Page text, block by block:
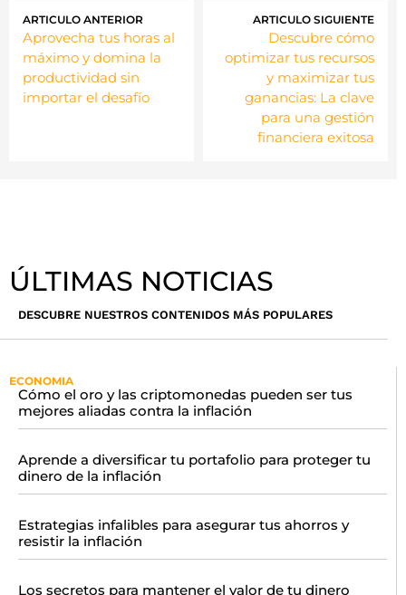
ARTICULO ANTERIOR
Aprovecha tus horas al
máximo y domina la
productividad sin
importar el desafío
ARTICULO SIGUIENTE
Descubre cómo
optimizar tus recursos
y maximizar tus
ganancias: La clave
para una gestión
financiera exitosa
ÚLTIMAS NOTICIAS
DESCUBRE NUESTROS CONTENIDOS MÁS POPULARES
ECONOMIA
Cómo el oro y las criptomonedas pueden ser tus
mejores aliadas contra la inflación
Aprende a diversificar tu portafolio para proteger tu
dinero de la inflación
Estrategias infalibles para asegurar tus ahorros y
resistir la inflación
Los secretos para mantener el valor de tu dinero